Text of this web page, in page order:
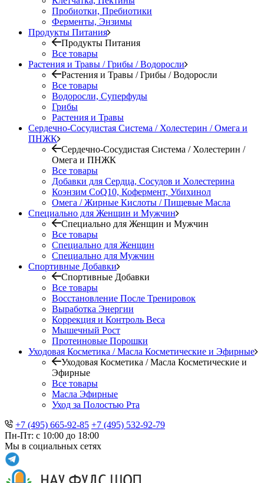
Пробиотки, Пребиотики
Ферменты, Энзимы
Продукты Питания
Продукты Питания
Все товары
Растения и Травы / Грибы / Водоросли
Растения и Травы / Грибы / Водоросли
Все товары
Водоросли, Суперфуды
Грибы
Растения и Травы
Сердечно-Сосудистая Система / Холестерин / Омега и
ПНЖК
Сердечно-Сосудистая Система / Холестерин /
Омега и ПНЖК
Все товары
Добавки для Сердца, Сосудов и Холестерина
Коэнзим CoQ10, Кофермент, Убихинол
Омега / Жирные Кислоты / Пищевые Масла
Специально для Женщин и Мужчин
Специально для Женщин и Мужчин
Все товары
Специально для Женщин
Специально для Мужчин
Спортивные Добавки
Спортивные Добавки
Все товары
Восстановление После Тренировок
Выработка Энергии
Коррекция и Контроль Веса
Мышечный Рост
Протеиновые Порошки
Уходовая Косметика / Масла Косметические и Эфирные
Уходовая Косметика / Масла Косметические и
Эфирные
Все товары
Масла Эфирные
Уход за Полостью Рта
+7 (495) 665-92-85 +7 (495) 532-92-79
Пн-Пт: с 10:00 до 18:00
Мы в социальных сетях